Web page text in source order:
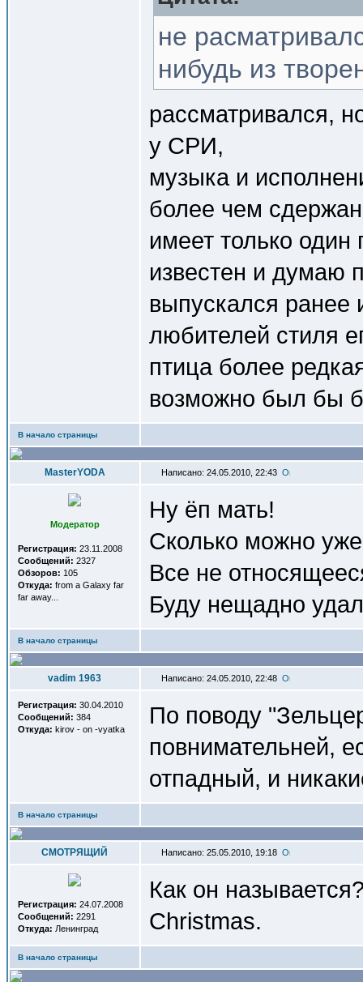
не
нибудь из
рассматривался,
у СРИ,
музыка и
более чем
имеет только
известен и думаю
выпускался ранее
любителей стиля
птица более
возможно был бы
В начало страницы
MasterYODA Написано: 24.05.2010, 22:43
Модератор
Регистрация: 23.11.2008
Сообщений: 2327
Обзоров: 105
Откуда: from a Galaxy far
far away...
Ну ёп мать!
Сколько можно
Все не
Буду нещадно
В начало страницы
vadim 1963 Написано: 24.05.2010, 22:48
Регистрация: 30.04.2010
Сообщений: 384
Откуда: kirov - on -vyatka
По поводу
повнимательней,
отпадный, и
В начало страницы
СМОТРЯЩИЙ Написано: 25.05.2010, 19:18
Регистрация: 24.07.2008
Сообщений: 2291
Откуда: Ленинград
Как он
Christmas.
В начало страницы